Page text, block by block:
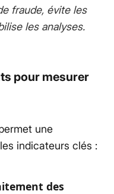
fraude, évite les
les analyses.
pour mesurer
une
indicateurs clés :
des